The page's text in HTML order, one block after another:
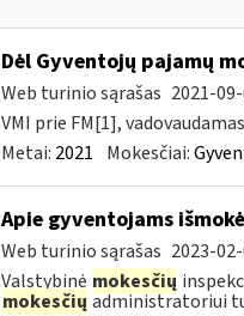
Dėl Gyventojų pajamų
Web turinio sąrašas 2021-
VMI prie FM[1],
Metai: 2021 Mokesčiai:
Apie gyventojams
Web turinio sąrašas 2023-
Valstybinė mokesčių
mokesčių administratoriui